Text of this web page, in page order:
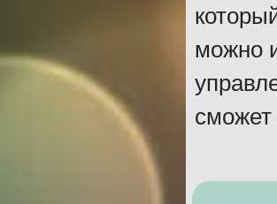
можно
сможет